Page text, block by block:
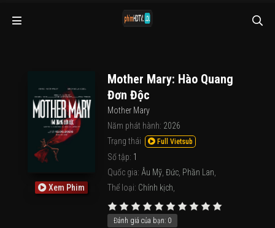
Xem Phim
Mother Mary: Hào Quang
Đơn Độc
Mother Mary
Năm phát hành: 2026
Trạng thái
Full Vietsub
Số tập: 1
Quốc gia: Âu Mỹ Đức Phần Lan
Thể loại: Chính kịch
Đánh giá của bạn: 0